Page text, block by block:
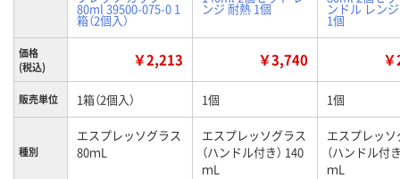
80ml 39500-075-0 1
箱（2個入）
ンジ 耐熱 1個 ンドル レン
1個
価格
(税込)
￥2,213 ￥3,740
販売単位 1箱（2個入） 1個 1個
種別
エスプレッソグラス
80ｍL
エスプレッソグラス
（ハンドル付き） 140
ｍL
エスプレッ
（ハンドル付
ｍL